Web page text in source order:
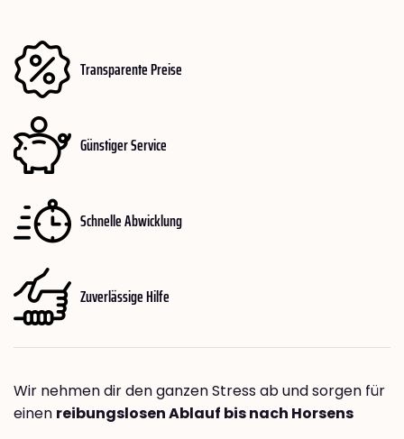
Transparente Preise
Günstiger Service
Schnelle Abwicklung
Zuverlässige Hilfe
Wir nehmen dir den ganzen Stress ab und sorgen für
einen reibungslosen Ablauf bis nach Horsens